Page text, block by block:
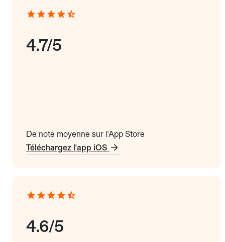
4.7/5
De note moyenne sur l'App Store
Téléchargez l'app iOS
4.6/5